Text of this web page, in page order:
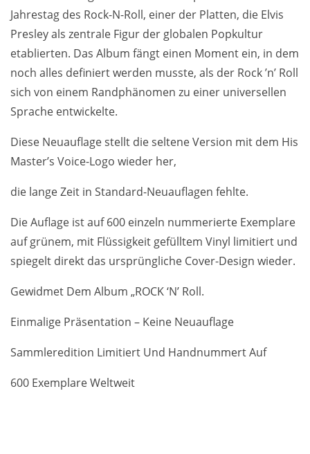
Jahrestag des Rock-N-Roll, einer der Platten, die Elvis
Presley als zentrale Figur der globalen Popkultur
etablierten. Das Album fängt einen Moment ein, in dem
noch alles definiert werden musste, als der Rock ’n’ Roll
sich von einem Randphänomen zu einer universellen
Sprache entwickelte.
Diese Neuauflage stellt die seltene Version mit dem His
Master’s Voice-Logo wieder her,
die lange Zeit in Standard-Neuauflagen fehlte.
Die Auflage ist auf 600 einzeln nummerierte Exemplare
auf grünem, mit Flüssigkeit gefülltem Vinyl limitiert und
spiegelt direkt das ursprüngliche Cover-Design wieder.
Gewidmet Dem Album „ROCK ‘N’ Roll.
Einmalige Präsentation – Keine Neuauflage
Sammleredition Limitiert Und Handnummert Auf
600 Exemplare Weltweit